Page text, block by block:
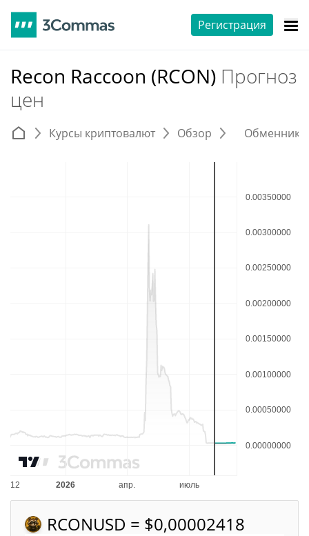
Регистрация
Recon Raccoon (RCON) Прогноз
цен
Курсы криптовалют Обзор
RCONUSD = $0,00002418